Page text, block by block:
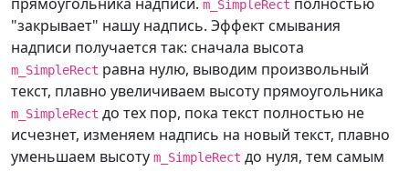
m_SimpleRect
"закрывает" нашу надпись. Эффект смывания
надписи получается так: сначала высота
m_SimpleRect равна нулю, выводим произвольный
текст, плавно увеличиваем высоту прямоугольника
m_SimpleRect до тех пор, пока текст полностью не
исчезнет, изменяем надпись на новый текст, плавно
уменьшаем высоту m_SimpleRect до нуля, тем самым